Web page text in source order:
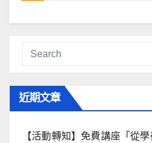
近期文章
【活動轉知】免費講座「從